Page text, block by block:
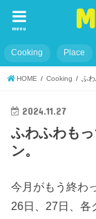
menu
Cooking Place
HOME Cooking ふ
2024.11.27
ふわふわも
ン。
今月がもう終わ
26日、27日、各